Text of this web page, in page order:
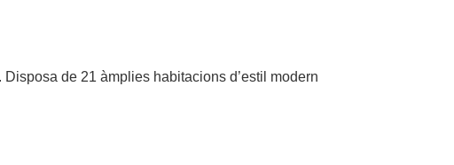
de 21 àmplies habitacions d’estil modern